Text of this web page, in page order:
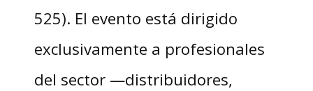
525). El evento está dirigido
exclusivamente a profesionales
del sector —distribuidores,